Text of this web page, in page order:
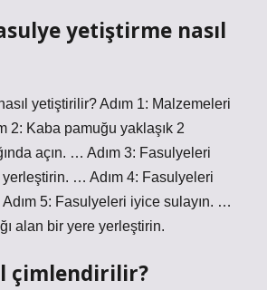
yetiştirme nasıl
yetiştirilir? Adım 1: Malzemeleri
2: Kaba pamuğu yaklaşık 2
açın. … Adım 3: Fasulyeleri
… Adım 4: Fasulyeleri
5: Fasulyeleri iyice sulayın. …
alan bir yere yerleştirin.
çimlendirilir?